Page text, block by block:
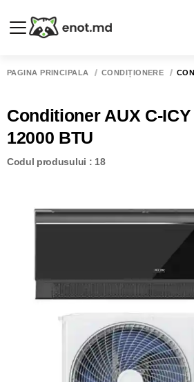
PAGINA PRINCIPALĂ CONDIȚIONERE
Conditioner AUX C-
12000 BTU
Codul produsului : 18